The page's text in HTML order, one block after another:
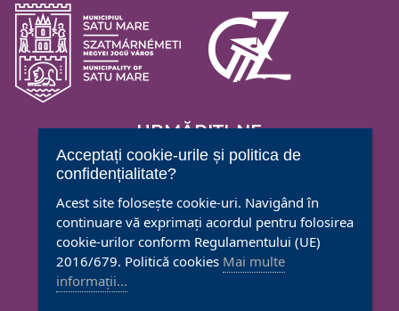
CENTRUL CULTURAL
G.M. ZAMFIRESCU
Satu Mare, Bd. Transilvania nr. 3
Tel.: (004)0261768608
URMĂRIȚI-NE
Acceptați cookie-urile și politica de
confidențialitate?
Acest site folosește cookie-uri. Navigând în
continuare vă exprimați acordul pentru folosirea
cookie-urilor conform Regulamentului (UE)
2016/679. Politică cookies Mai multe
informații...